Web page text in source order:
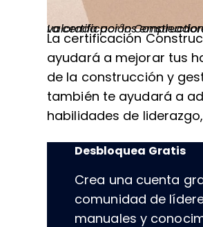
La certificación
es altamente valorada por los
La certificación
ayudará a mejorar tus
de la construcción y
también te ayudará a
habilidades de
Desbloquea Gratis
Crea una cuenta
comunidad de
manuales y